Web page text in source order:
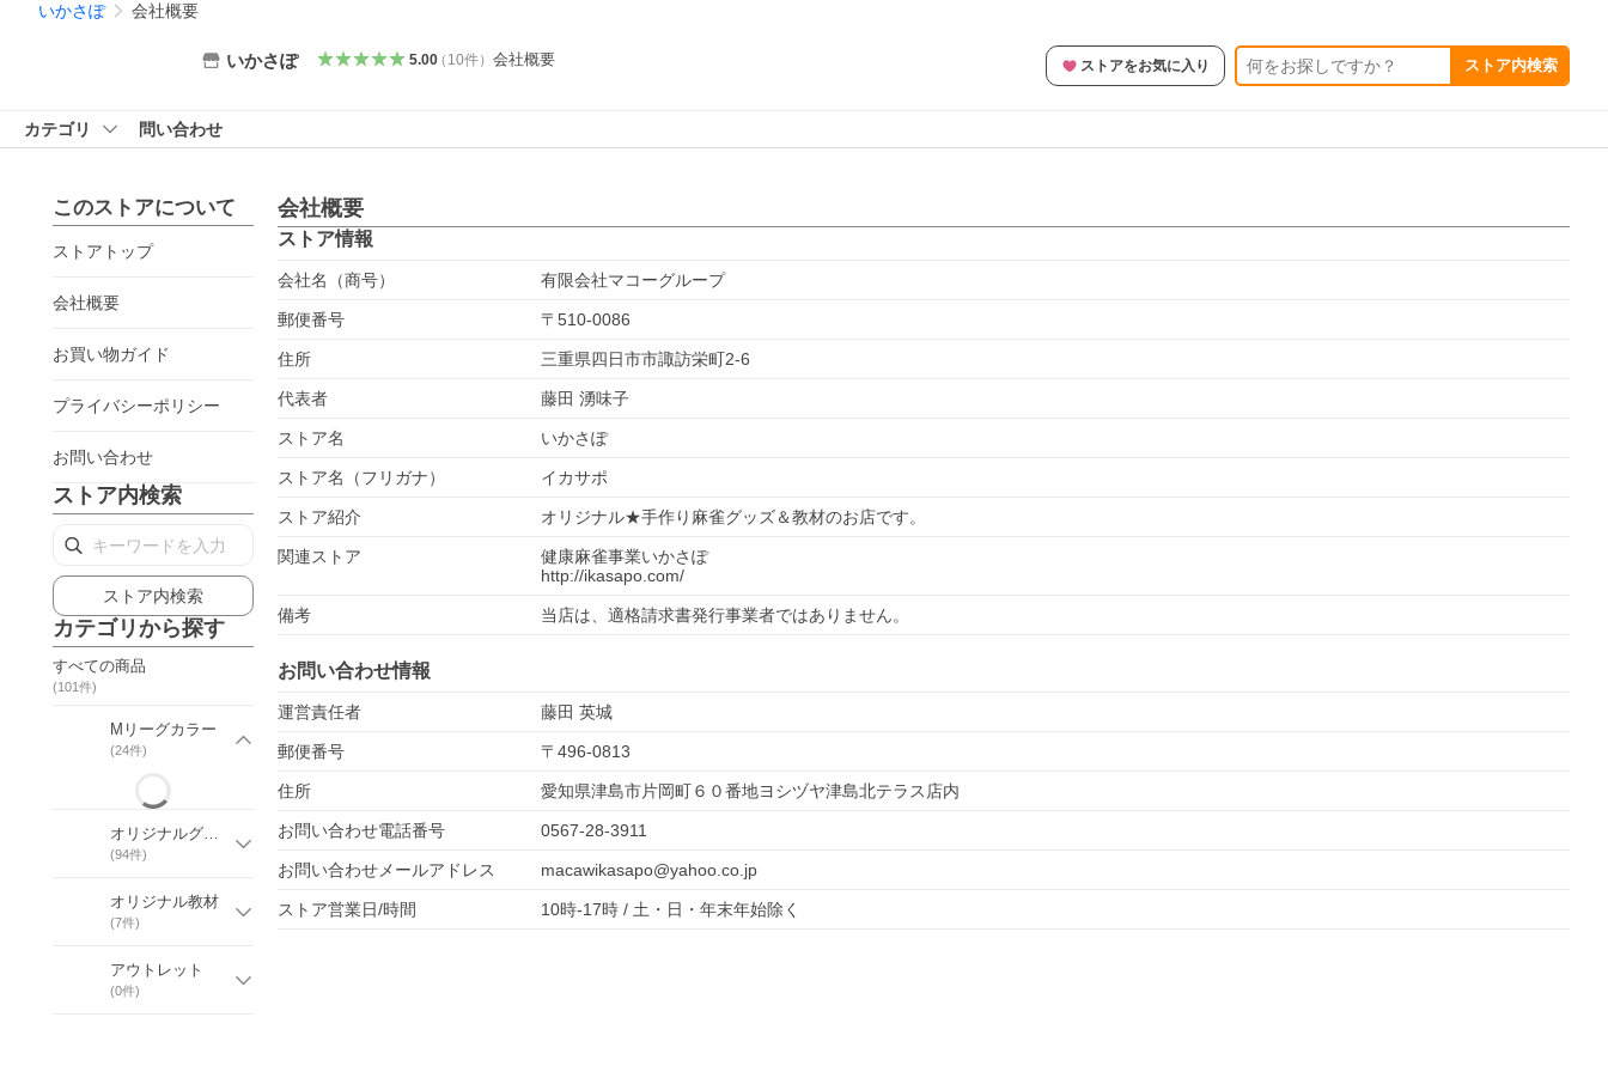
いかさぽ 会社概要
いかさぽ 5.00（ 10件） 会社概要 ストアをお気に入り ストア内検索
カテゴリ 問い合わせ
このストアについて
ストアトップ
会社概要
お買い物ガイド
プライバシーポリシー
お問い合わせ
ストア内検索
ストア内検索
カテゴリから探す
すべての商品
(101件)
Mリーグカラー
(24件)
オリジナルグッズ
(94件)
オリジナル教材
(7件)
アウトレット
(0件)
会社概要
ストア情報
会社名（商号） 有限会社マコーグループ
郵便番号 〒 510-0086
住所 三重県四日市市諏訪栄町2-6
代表者 藤田 湧味子
ストア名 いかさぽ
ストア名（フリガナ） イカサポ
ストア紹介 オリジナル★手作り麻雀グッズ＆教材のお店です。
関連ストア
健康麻雀事業いかさぽ
http://ikasapo.com/
備考 当店は、適格請求書発行事業者ではありません。
お問い合わせ情報
運営責任者 藤田 英城
郵便番号 〒 496-0813
住所 愛知県津島市片岡町６０番地ヨシヅヤ津島北テラス店内
お問い合わせ電話番号 0567-28-3911
お問い合わせメールアドレス macawikasapo@yahoo.co.jp
ストア営業日/時間 10時-17時 / 土・日・年末年始除く